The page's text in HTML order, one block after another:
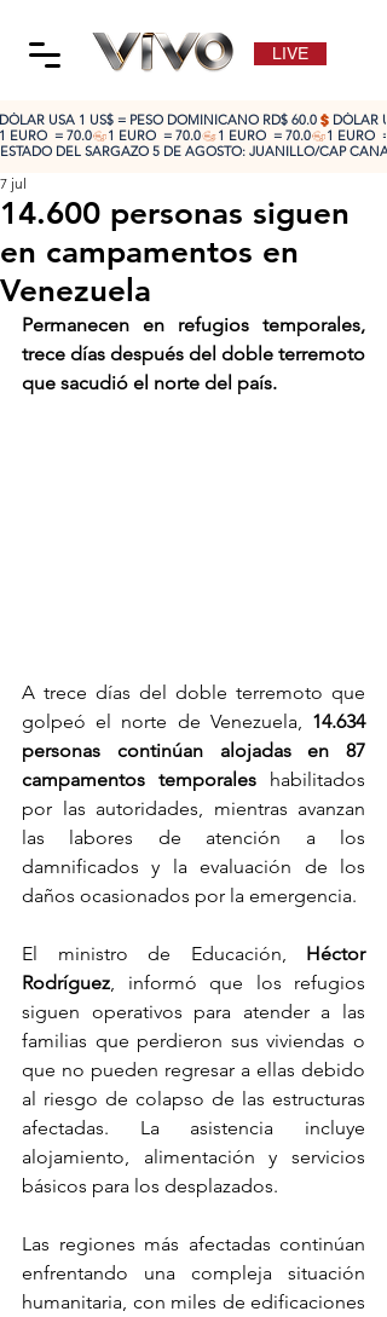
LIVE
ESTADO DEL SARGAZO 5 DE AGOSTO: JUANILLO/CAP
DÓLAR USA 1 US$ = PESO DOMINICANO RD$ 60.0
1 EURO  = 70.0
14.600 personas siguen
en campamentos en
Venezuela
7 jul
Permanecen en refugios temporales,
trece días después del doble terremoto
que sacudió el norte del país.
A trece días del doble terremoto que
golpeó el norte de Venezuela, 14.634
personas continúan alojadas en 87
campamentos temporales habilitados
por las autoridades, mientras avanzan
las labores de atención a los
damnificados y la evaluación de los
daños ocasionados por la emergencia.
El ministro de Educación, Héctor
Rodríguez , informó que los refugios
siguen operativos para atender a las
familias que perdieron sus viviendas o
que no pueden regresar a ellas debido
al riesgo de colapso de las estructuras
afectadas. La asistencia incluye
alojamiento, alimentación y servicios
básicos para los desplazados.
Las regiones más afectadas continúan
enfrentando una compleja situación
humanitaria, con miles de edificaciones